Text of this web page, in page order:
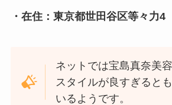
・在住：東京都世田谷区等々力4
ネットでは宝島真奈美
スタイルが良すぎると
いるようです。